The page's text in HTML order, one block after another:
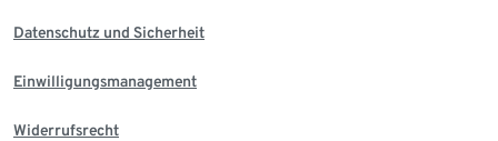
Datenschutz und Sicherheit
Einwilligungsmanagement
Widerrufsrecht